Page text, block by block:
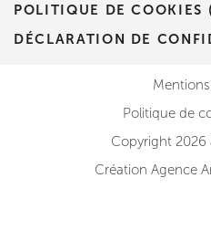
POLITIQUE DE COOKIES
DÉCLARATION DE
Politique de
Copyright 2026
Création Agence